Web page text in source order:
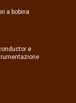
a bobina
e